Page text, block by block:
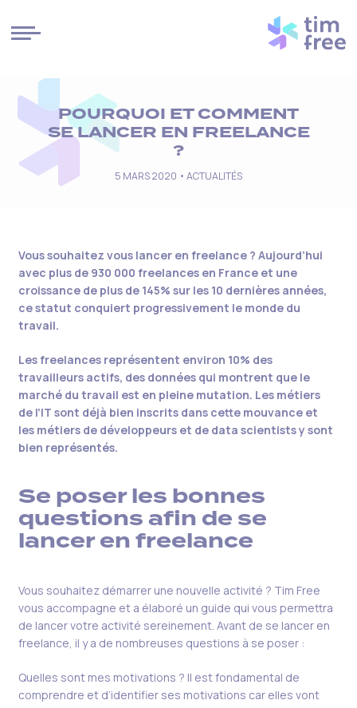
POURQUOI ET COMMENT
SE LANCER EN FREELANCE
?​
5 MARS 2020 • ACTUALITÉS
Vous souhaitez vous lancer en freelance ? Aujourd’hui
avec plus de 930 000 freelances en France et une
croissance de plus de 145% sur les 10 dernières années,
ce statut conquiert progressivement le monde du
travail.
Les freelances représentent environ 10% des
travailleurs actifs, des données qui montrent que le
marché du travail est en pleine mutation. Les métiers
de l’IT sont déjà bien inscrits dans cette mouvance et
les métiers de développeurs et de data scientists y sont
bien représentés.
Se poser les bonnes
questions afin de se
lancer en freelance
Vous souhaitez démarrer une nouvelle activité ? Tim Free
vous accompagne et a élaboré un guide qui vous permettra
de lancer votre activité sereinement. Avant de se lancer en
freelance, il y a de nombreuses questions à se poser :
Quelles sont mes motivations ? Il est fondamental de
comprendre et d’identifier ses motivations car elles vont